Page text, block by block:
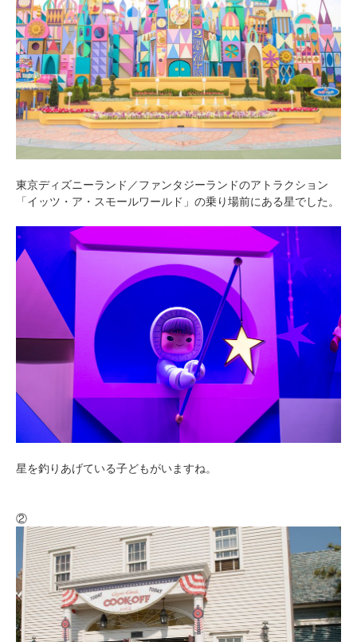
東京ディズニーランド／ファンタジーランドのアトラクション
「イッツ・ア・スモールワールド」の乗り場前にある星でした。
星を釣りあげている子どもがいますね。
②